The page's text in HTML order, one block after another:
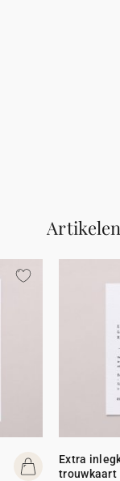
Extra
trouwkaart